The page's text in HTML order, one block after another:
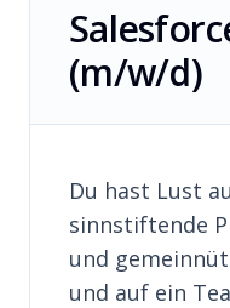
(m/w/d)
Du hast Lust
sinnstiftende
und
und auf ein